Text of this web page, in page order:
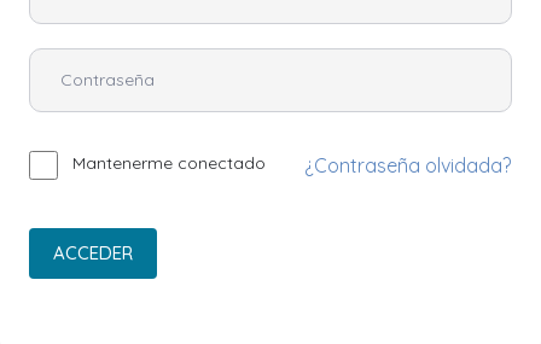
Mantenerme conectado ¿Contraseña olvidada?
ACCEDER